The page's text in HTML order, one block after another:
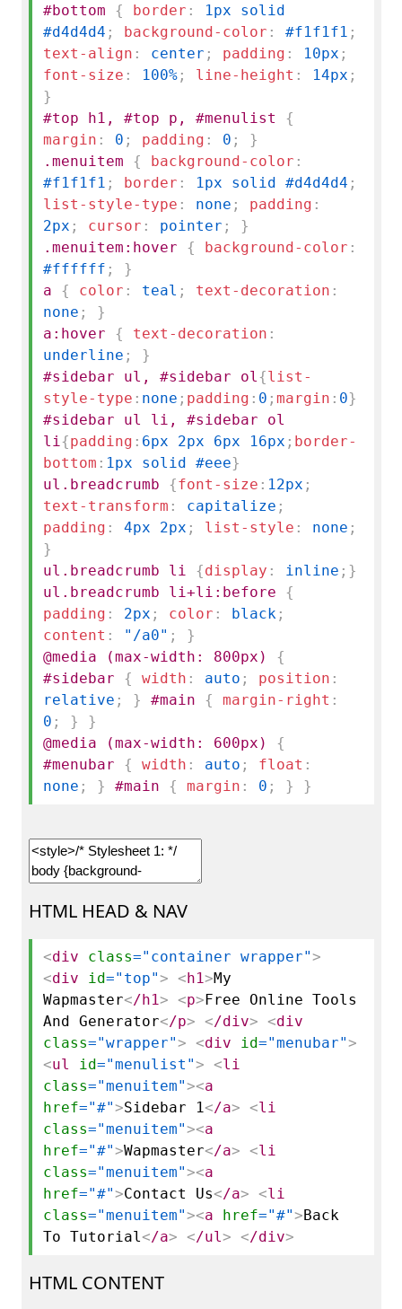
#bottom { border :
1px solid
#d4d4d4 ; background-color : #f1f1f1 ;
text-align : center ; padding : 10px ;
font-size : 100%; line-height : 14px ;
}
#top h1, #top p, #menulist {
margin : 0 ; padding : 0 ;
}
.menuitem { background-color :
#f1f1f1 ; border : 1px solid #d4d4d4 ;
list-style-type : none ; padding :
2px ; cursor : pointer ;
}
.menuitem:hover { background-color :
#ffffff ;
}
a { color : teal ; text-decoration :
none ;
}
a:hover { text-decoration :
underline ;
}
#sidebar ul, #sidebar ol{list-
style-type : none ; padding : 0 ; margin : 0}
#sidebar ul li, #sidebar ol
li{padding : 6px 2px 6px 16px ; border-
bottom : 1px solid #eee}
ul.breadcrumb {font-size : 12px ;
text-transform : capitalize ;
padding : 4px 2px ; list-style : none ;
}
ul.breadcrumb li {display : inline ; }
ul.breadcrumb li+li:before {
padding : 2px ; color : black;
content : "/a0" ;
}
@media (max-width: 800px) {
#sidebar { width : auto ; position :
relative ; } #main { margin-right :
0 ; }
}
@media (max-width: 600px) {
#menubar { width : auto ; float :
none ; } #main { margin : 0 ; } }
HTML HEAD & NAV
<div class="container wrapper">
<div id="top"> <h1>My
Wapmaster</h1> <p>Free Online Tools
And Generator</p> </div> <div
class="wrapper"> <div id="menubar">
<ul id="menulist"> <li
class="menuitem"><a
href="#">Sidebar 1</a> <li
class="menuitem"><a
href="#">Wapmaster</a> <li
class="menuitem"><a
href="#">Contact Us</a> <li
class="menuitem"><a href="#">Back
To Tutorial</a> </ul> </div>
HTML CONTENT